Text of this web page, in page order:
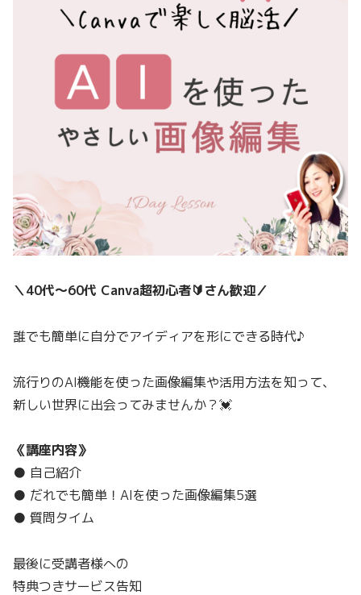
＼40代〜60代 Canva超初心者🔰さん歓迎／
誰でも簡単に自分でアイディアを形にできる時代♪
流行りのAI機能を使った画像編集や活用方法を知って、
新しい世界に出会ってみませんか？💓
《講座内容》
● 自己紹介
● だれでも簡単！AIを使った画像編集5選
● 質問タイム
最後に受講者様への
特典つきサービス告知